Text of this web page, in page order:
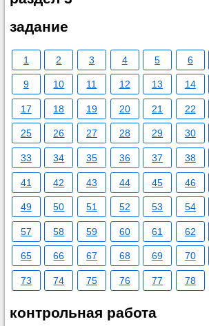
задание
1 2 3 4 5 6
9 10 11 12 13 14
17 18 19 20 21 22
25 26 27 28 29 30
33 34 35 36 37 38
41 42 43 44 45 46
49 50 51 52 53 54
57 58 59 60 61 62
65 66 67 68 69 70
73 74 75 76 77 78
контрольная работа